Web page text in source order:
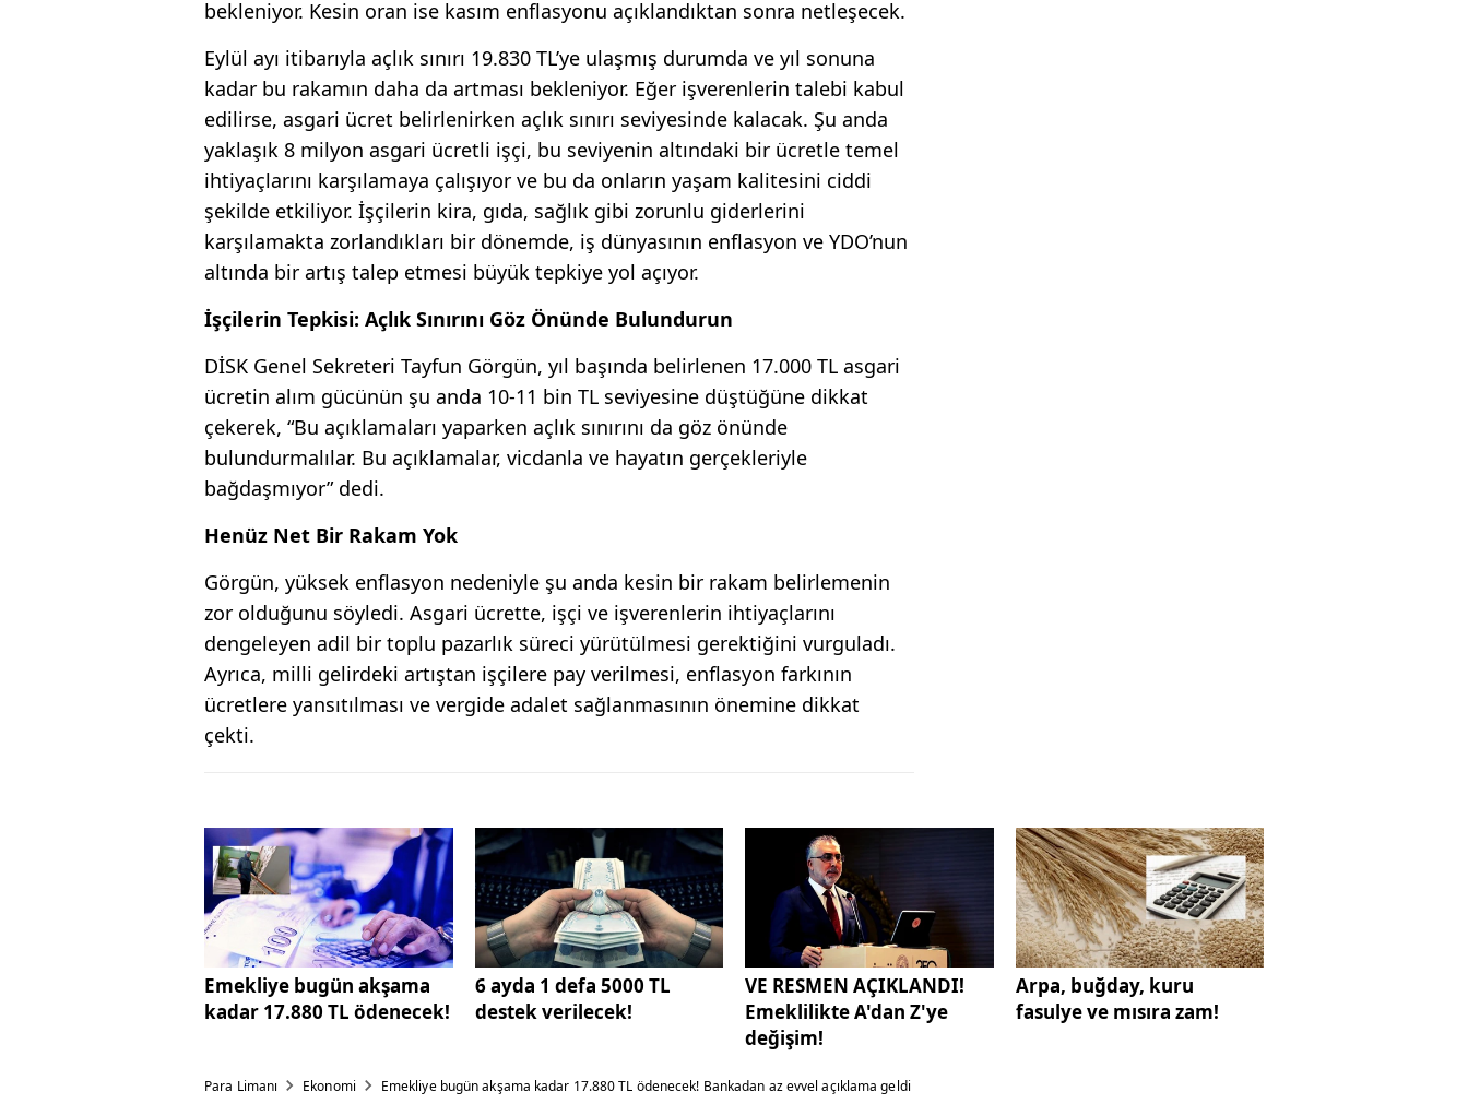
bekleniyor. Kesin oran ise kasım enflasyonu açıklandıktan sonra netleşecek.
Eylül ayı itibarıyla açlık sınırı 19.830 TL’ye ulaşmış durumda ve yıl sonuna
kadar bu rakamın daha da artması bekleniyor. Eğer işverenlerin talebi kabul
edilirse, asgari ücret belirlenirken açlık sınırı seviyesinde kalacak. Şu anda
yaklaşık 8 milyon asgari ücretli işçi, bu seviyenin altındaki bir ücretle temel
ihtiyaçlarını karşılamaya çalışıyor ve bu da onların yaşam kalitesini ciddi
şekilde etkiliyor. İşçilerin kira, gıda, sağlık gibi zorunlu giderlerini
karşılamakta zorlandıkları bir dönemde, iş dünyasının enflasyon ve YDO’nun
altında bir artış talep etmesi büyük tepkiye yol açıyor.
İşçilerin Tepkisi: Açlık Sınırını Göz Önünde Bulundurun
DİSK Genel Sekreteri Tayfun Görgün, yıl başında belirlenen 17.000 TL asgari
ücretin alım gücünün şu anda 10-11 bin TL seviyesine düştüğüne dikkat
çekerek, “Bu açıklamaları yaparken açlık sınırını da göz önünde
bulundurmalılar. Bu açıklamalar, vicdanla ve hayatın gerçekleriyle
bağdaşmıyor” dedi.
Henüz Net Bir Rakam Yok
Görgün, yüksek enflasyon nedeniyle şu anda kesin bir rakam belirlemenin
zor olduğunu söyledi. Asgari ücrette, işçi ve işverenlerin ihtiyaçlarını
dengeleyen adil bir toplu pazarlık süreci yürütülmesi gerektiğini vurguladı.
Ayrıca, milli gelirdeki artıştan işçilere pay verilmesi, enflasyon farkının
ücretlere yansıtılması ve vergide adalet sağlanmasının önemine dikkat
çekti.
Emekliye bugün akşama
kadar 17.880 TL ödenecek!
6 ayda 1 defa 5000 TL
destek verilecek!
VE RESMEN AÇIKLANDI!
Emeklilikte A'dan Z'ye
değişim!
Arpa, buğday, kuru
fasulye ve mısıra zam!
Para Limanı Ekonomi Emekliye bugün akşama kadar 17.880 TL ödenecek! Bankadan az evvel açıklama geldi